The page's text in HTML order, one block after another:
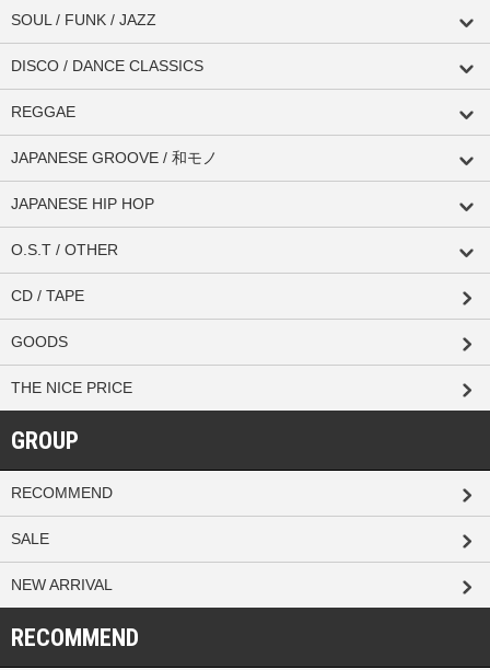
SOUL / FUNK / JAZZ
DISCO / DANCE CLASSICS
REGGAE
JAPANESE GROOVE / 和モノ
JAPANESE HIP HOP
O.S.T / OTHER
CD / TAPE
GOODS
THE NICE PRICE
GROUP
RECOMMEND
SALE
NEW ARRIVAL
RECOMMEND